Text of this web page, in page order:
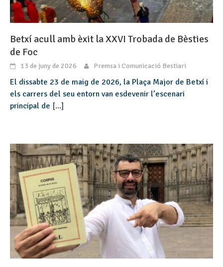
Betxí acull amb èxit la XXVI Trobada de Bèsties
de Foc
13 de juny de 2026 Premsa i Comunicació Bestiari
El dissabte 23 de maig de 2026, la Plaça Major de Betxí i
els carrers del seu entorn van esdevenir l’escenari
principal de [...]